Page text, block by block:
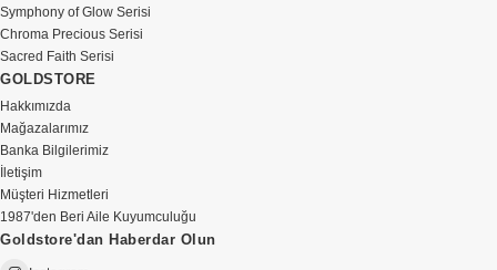
Symphony of Glow Serisi
Chroma Precious Serisi
Sacred Faith Serisi
GOLDSTORE
Hakkımızda
Mağazalarımız
Banka Bilgilerimiz
İletişim
Müşteri Hizmetleri
1987'den Beri Aile Kuyumculuğu
Goldstore'dan Haberdar Olun